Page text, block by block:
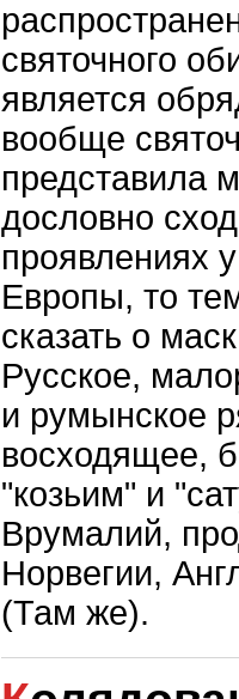
святочного
является
вообще
представила
дословно
проявлениях
Европы, то
сказать о
Русское,
и румынское
восходящее,
"козьим" и
Врумалий,
Норвегии,
(Там же).